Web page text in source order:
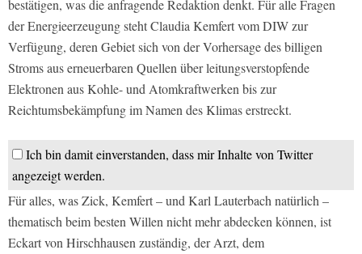
bestätigen, was die anfragende Redaktion denkt. Für alle Fragen
der Energieerzeugung steht Claudia Kemfert vom DIW zur
Verfügung, deren Gebiet sich von der Vorhersage des billigen
Stroms aus erneuerbaren Quellen über leitungsverstopfende
Elektronen aus Kohle- und Atomkraftwerken bis zur
Reichtumsbekämpfung im Namen des Klimas erstreckt.
Ich bin damit einverstanden, dass mir Inhalte von Twitter
angezeigt werden.
Für alles, was Zick, Kemfert – und Karl Lauterbach natürlich –
thematisch beim besten Willen nicht mehr abdecken können, ist
Eckart von Hirschhausen zuständig, der Arzt, dem